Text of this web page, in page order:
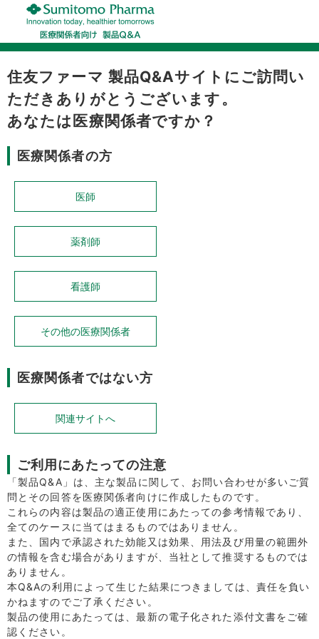
住友ファーマ 製品Q&Aサイトにご訪問い
ただきありがとうございます。
あなたは医療関係者ですか？
医療関係者の方
医師
薬剤師
看護師
その他の医療関係者
医療関係者ではない方
関連サイトへ
ご利用にあたっての注意
「製品Q&A」は、主な製品に関して、お問い合わせが多いご質
問とその回答を医療関係者向けに作成したものです。
これらの内容は製品の適正使用にあたっての参考情報であり、
全てのケースに当てはまるものではありません。
また、国内で承認された効能又は効果、用法及び用量の範囲外
の情報を含む場合がありますが、当社として推奨するものでは
ありません。
本Q&Aの利用によって生じた結果につきましては、責任を負い
かねますのでご了承ください。
製品の使用にあたっては、最新の電子化された添付文書をご確
認ください。